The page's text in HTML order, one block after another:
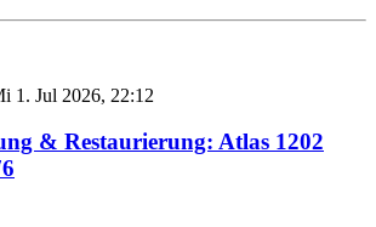
1. Jul 2026, 22:12
& Restaurierung: Atlas 1202